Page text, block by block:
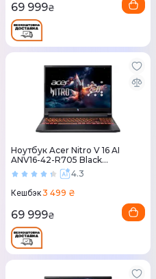
69 999₴
Ноутбук Acer Nitro V 16 AI
ANV16-42-R705 Black
(NH.U1JEU.007)4.3
Кешбэк3 499 ₴
69 999₴